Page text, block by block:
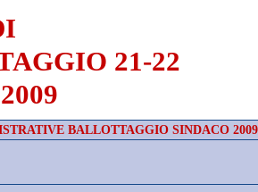
21-22
BALLOTTAGGIO SINDACO 2009